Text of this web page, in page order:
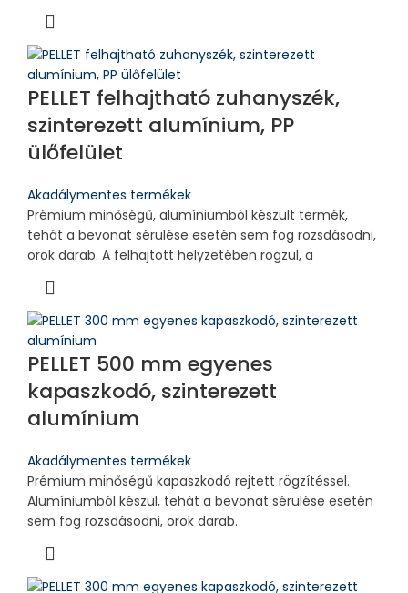
PELLET felhajtható zuhanyszék,
szinterezett alumínium, PP
ülőfelület
Akadálymentes termékek
Prémium minőségű, alumíniumból készült termék,
tehát a bevonat sérülése esetén sem fog rozsdásodni,
örök darab. A felhajtott helyzetében rögzül, a
PELLET 500 mm egyenes
kapaszkodó, szinterezett
alumínium
Akadálymentes termékek
Prémium minőségű kapaszkodó rejtett rögzítéssel.
Alumíniumból készül, tehát a bevonat sérülése esetén
sem fog rozsdásodni, örök darab.